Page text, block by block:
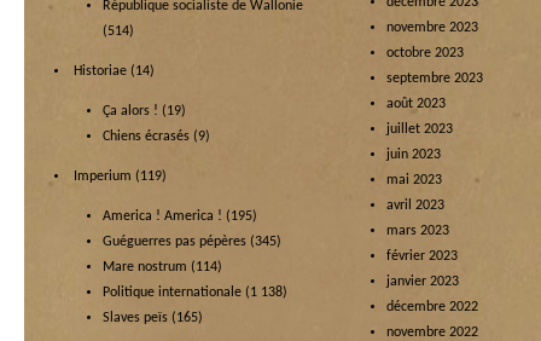
République socialiste de Wallonie
(514)
Historiae (14)
Ça alors ! (19)
Chiens écrasés (9)
Imperium (119)
America ! America ! (195)
Guéguerres pas pépères (345)
Mare nostrum (114)
Politique internationale (1 138)
Slaves peïs (165)
novembre 2023
octobre 2023
septembre 2023
août 2023
juillet 2023
juin 2023
mai 2023
avril 2023
mars 2023
février 2023
janvier 2023
décembre 2022
novembre 2022